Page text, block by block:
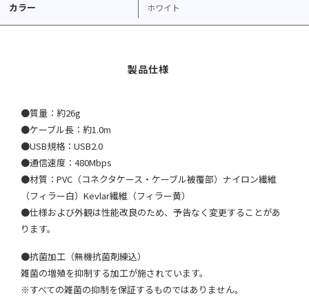
カラー ホワイト
●質量：約26g
●ケーブル長：約1.0m
●USB規格：USB2.0
●通信速度：480Mbps
●材質：PVC（コネクタケース・ケーブル被覆部）ナイロン繊維
（フィラー白）Kevlar繊維（フィラー黄）
●仕様および外観は性能改良のため、予告なく変更することがあ
ります。
●抗菌加工（無機抗菌剤練込）
雑菌の増殖を抑制する加工が施されています。
※すべての雑菌の抑制を保証するものではありません。